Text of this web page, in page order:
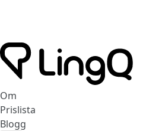
Om
Prislista
Blogg